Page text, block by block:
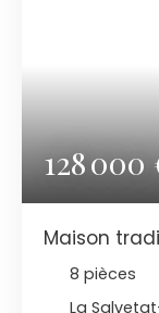
128 000
Maison
La
8 pièces
La